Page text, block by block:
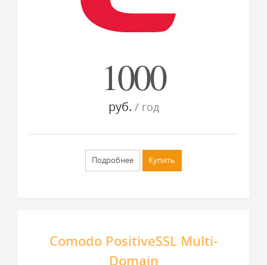
1000
руб. / год
Подробнее Купить
Comodo PositiveSSL Multi-
Domain